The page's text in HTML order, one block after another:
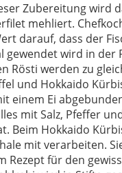
Zubereitung wird
mehliert.
darauf, dass der
gewendet wird in der
Rösti werden zu
und Hokkaido
einem Ei
mit Salz, Pfeffer
Beim Hokkaido
mit verarbeiten.
Rezept für den